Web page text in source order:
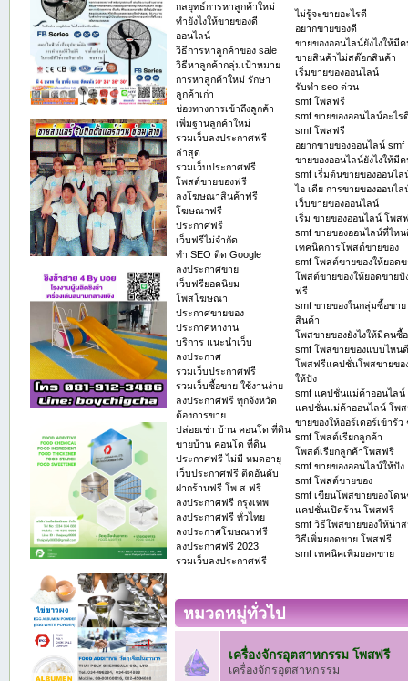
กลยุทธ์การหาลูกค้าใหม่
ทํายังไงให้ขายของดี
ออนไลน์
วิธีการหาลูกค้าของ sale
วิธีหาลูกค้ากลุ่มเป้าหมาย
การหาลูกค้าใหม่ รักษา
ลูกค้าเก่า
ช่องทางการเข้าถึงลูกค้า
เพิ่มฐานลูกค้าใหม่
รวมเว็บลงประกาศฟรี
ล่าสุด
รวมเว็บประกาศฟรี
โพสต์ขายของฟรี
ลงโฆษณาสินค้าฟรี
โฆษณาฟรี
ประกาศฟรี
เว็บฟรีไม่จำกัด
ทำ SEO ติด Google
ลงประกาศขาย
เว็บฟรียอดนิยม
โพสโฆษณา
ประกาศขายของ
ประกาศหางาน
บริการ แนะนำเว็บ
ลงประกาศ
รวมเว็บประกาศฟรี
รวมเว็บซื้อขาย ใช้งานง่าย
ลงประกาศฟรี ทุกจังหวัด
ต้องการขาย
ปล่อยเช่า บ้าน คอนโด ที่ดิน
ขายบ้าน คอนโด ที่ดิน
ประกาศฟรี ไม่มี หมดอายุ
เว็บประกาศฟรี ติดอันดับ
ฝากร้านฟรี โพ ส ฟรี
ลงประกาศฟรี กรุงเทพ
ลงประกาศฟรี ทั่วไทย
ลงประกาศโฆษณาฟรี
ลงประกาศฟรี 2023
รวมเว็บลงประกาศฟรี
ไม่รู้จะขายอะไรดี
อยากขายของดี
ขายของออนไลน์ยังไงให้มี
ขายสินค้าไม่สต๊อกสินค้า
เริ่มขายของออนไลน์
รับทำ seo ด่วน
smf โพสฟรี
smf ขายของออนไลน์อะไร
smf โพสฟรี
อยากขายของออนไลน์ smf
ขายของออนไลน์ยังไงให้มี
smf เริ่มต้นขายของออนไล
ไอ เดีย การขายของออนไล
เว็บขายของออนไลน์
เริ่ม ขายของออนไลน์ โพส
smf ขายของออนไลน์ที่ไห
เทคนิคการโพสต์ขายของ
smf โพสต์ขายของให้ยอดข
โพสต์ขายของให้ยอดขายปั
ฟรี
smf ขายของในกลุ่มซื้อขาย
สินค้า
โพสขายของยังไงให้มีคนซื้อ
smf โพสขายของแบบไหนดี
โพสฟรีแคปชั่นโพสขายของ
ให้ปัง
smf แคปชั่นแม่ค้าออนไลน์
แคปชั่นแม่ค้าออนไลน์ โพ
ขายของให้ออร์เดอร์เข้ารัว
smf โพสต์เรียกลูกค้า
โพสต์เรียกลูกค้าโพสฟรี
smf ขายของออนไลน์ให้ปัง
smf โพสต์ขายของ
smf เขียนโพสขายของโดน
แคปชั่นเปิดร้าน โพสฟรี
smf วิธีโพสขายของให้น่าส
วิธีเพิ่มยอดขาย โพสฟรี
smf เทคนิคเพิ่มยอดขาย
หมวดหมู่ทั่วไป
เครื่องจักรอุตสาหกรรม โพสฟรี
เครื่องจักรอุตสาหกรรม